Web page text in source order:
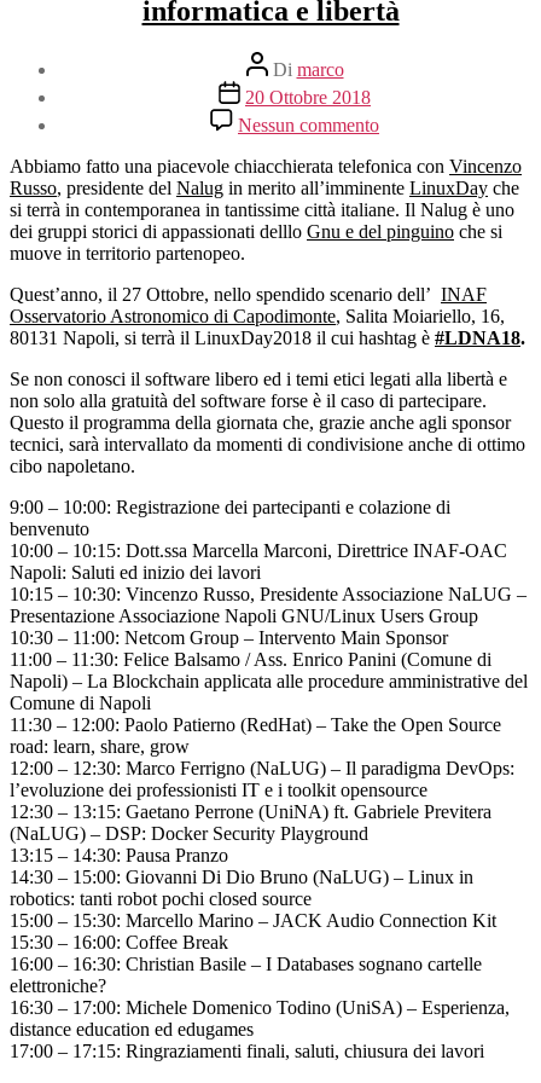
informatica e libertà
Autore
articolo
Di marco
Data
dell'articolo
20 Ottobre 2018
Nessun commento
Il
27
Ottobre
2018
all’osservatorio
astronomico
Capodimonte
si
parla
informatica
e
libertà
Abbiamo fatto una piacevole chiacchierata telefonica con Vincenzo
Russo, presidente del Nalug in merito all’imminente LinuxDay che
si terrà in contemporanea in tantissime città italiane. Il Nalug è uno
dei gruppi storici di appassionati delllo Gnu e del pinguino che si
muove in territorio partenopeo.
Quest’anno, il 27 Ottobre, nello spendido scenario dell’ INAF
Osservatorio Astronomico di Capodimonte, Salita Moiariello, 16,
80131 Napoli, si terrà il LinuxDay2018 il cui hashtag è #LDNA18.
Se non conosci il software libero ed i temi etici legati alla libertà e
non solo alla gratuità del software forse è il caso di partecipare.
Questo il programma della giornata che, grazie anche agli sponsor
tecnici, sarà intervallato da momenti di condivisione anche di ottimo
cibo napoletano.
9:00 – 10:00: Registrazione dei partecipanti e colazione di
benvenuto
10:00 – 10:15: Dott.ssa Marcella Marconi, Direttrice INAF-OAC
Napoli: Saluti ed inizio dei lavori
10:15 – 10:30: Vincenzo Russo, Presidente Associazione NaLUG –
Presentazione Associazione Napoli GNU/Linux Users Group
10:30 – 11:00: Netcom Group – Intervento Main Sponsor
11:00 – 11:30: Felice Balsamo / Ass. Enrico Panini (Comune di
Napoli) – La Blockchain applicata alle procedure amministrative del
Comune di Napoli
11:30 – 12:00: Paolo Patierno (RedHat) – Take the Open Source
road: learn, share, grow
12:00 – 12:30: Marco Ferrigno (NaLUG) – Il paradigma DevOps:
l’evoluzione dei professionisti IT e i toolkit opensource
12:30 – 13:15: Gaetano Perrone (UniNA) ft. Gabriele Previtera
(NaLUG) – DSP: Docker Security Playground
13:15 – 14:30: Pausa Pranzo
14:30 – 15:00: Giovanni Di Dio Bruno (NaLUG) – Linux in
robotics: tanti robot pochi closed source
15:00 – 15:30: Marcello Marino – JACK Audio Connection Kit
15:30 – 16:00: Coffee Break
16:00 – 16:30: Christian Basile – I Databases sognano cartelle
elettroniche?
16:30 – 17:00: Michele Domenico Todino (UniSA) – Esperienza,
distance education ed edugames
17:00 – 17:15: Ringraziamenti finali, saluti, chiusura dei lavori